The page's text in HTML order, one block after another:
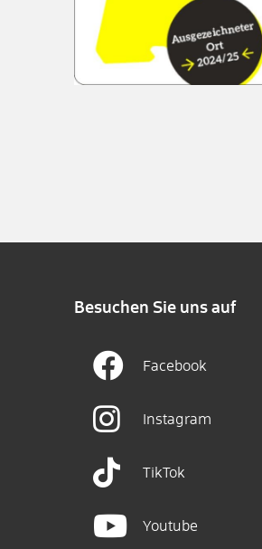
Besuchen Sie uns auf
Facebook
Instagram
TikTok
Youtube